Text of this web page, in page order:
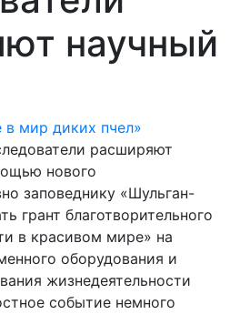
научный
мир диких пчел»
расширяют
нового
заповеднику «Шульган-
грант благотворительного
в красивом мире» на
оборудования и
жизнедеятельности
событие немного